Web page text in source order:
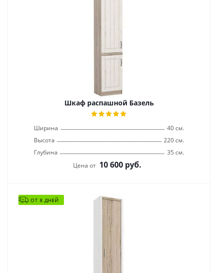
Шкаф распашной Базель
Ширина
40 см.
Высота
220 см.
Глубина
35 см.
Цена от 10 600 руб.
ОТ 8 ДНЕЙ